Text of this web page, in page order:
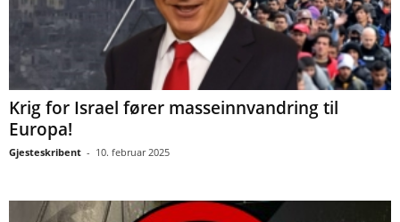
Krig for Israel fører masseinnvandring til
Europa!
Gjesteskribent - 10. februar 2025